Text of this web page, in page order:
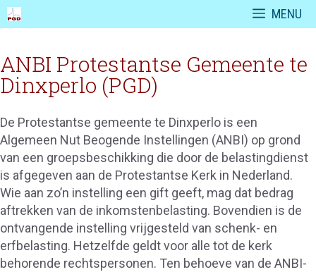
Ga
naar
inhoud
MENU
ANBI Protestantse Gemeente te
Dinxperlo (PGD)
De Protestantse gemeente te Dinxperlo is een
Algemeen Nut Beogende Instellingen (ANBI) op grond
van een groepsbeschikking die door de belastingdienst
is afgegeven aan de Protestantse Kerk in Nederland.
Wie aan zo’n instelling een gift geeft, mag dat bedrag
aftrekken van de inkomstenbelasting. Bovendien is de
ontvangende instelling vrijgesteld van schenk- en
erfbelasting. Hetzelfde geldt voor alle tot de kerk
behorende rechtspersonen. Ten behoeve van de ANBI-